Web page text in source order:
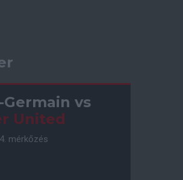
Germain vs
United
mérkőzés